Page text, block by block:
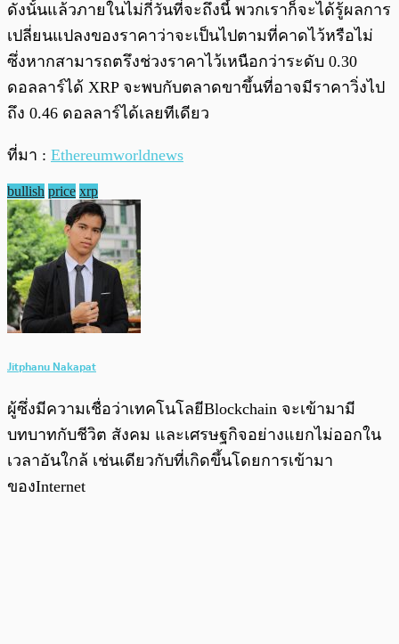
ดังนั้นแล้วภายในไม่กี่วันที่จะถึงนี้ พวกเราก็จะได้รู้ผลการ
เปลี่ยนแปลงของราคาว่าจะเป็นไปตามที่คาดไว้หรือไม่
ซึ่งหากสามารถตรึงช่วงราคาไว้เหนือกว่าระดับ 0.30
ดอลลาร์ได้ XRP จะพบกับตลาดขาขึ้นที่อาจมีราคาวิ่งไป
ถึง 0.46 ดอลลาร์ได้เลยทีเดียว
ที่มา : Ethereumworldnews
bullish price xrp
Jitphanu Nakapat
ผู้ซึ่งมีความเชื่อว่าเทคโนโลยีBlockchain จะเข้ามามี
บทบาทกับชีวิต สังคม และเศรษฐกิจอย่างแยกไม่ออกใน
เวลาอันใกล้ เช่นเดียวกับที่เกิดขึ้นโดยการเข้ามา
ของInternet